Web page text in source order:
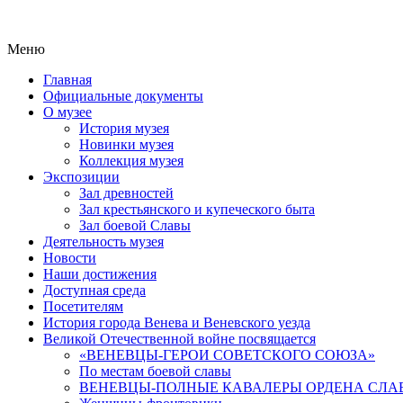
Меню
Главная
Официальные документы
О музее
История музея
Новинки музея
Коллекция музея
Экспозиции
Зал древностей
Зал крестьянского и купеческого быта
Зал боевой Славы
Деятельность музея
Новости
Наши достижения
Доступная среда
Посетителям
История города Венева и Веневского уезда
Великой Отечественной войне посвящается
«ВЕНЕВЦЫ-ГЕРОИ СОВЕТСКОГО СОЮЗА»
По местам боевой славы
ВЕНЕВЦЫ-ПОЛНЫЕ КАВАЛЕРЫ ОРДЕНА